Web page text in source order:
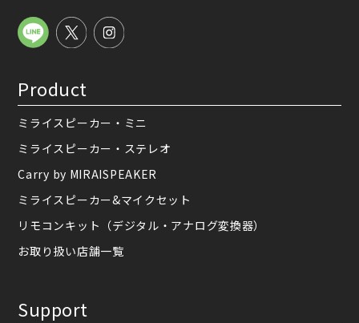
Product
ミライスピーカー・ミニ
ミライスピーカー・ステレオ
Carry by MIRAISPEAKER
ミライスピーカー&マイクセット
リモコンキット（デジタル・アナログ変換器）
お取り扱い店舗一覧
Support